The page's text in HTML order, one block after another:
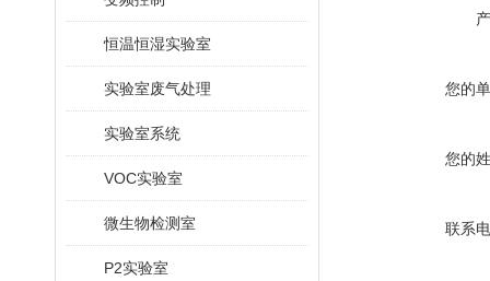
恒温恒湿实验室
实验室废气处理
实验室系统
VOC实验室
微生物检测室
P2实验室
您的
您的
联系